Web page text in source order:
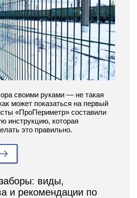
своими руками — не такая
может показаться на первый
«ПроПериметр» составили
инструкцию, которая
это правильно.
виды,
и рекомендации по